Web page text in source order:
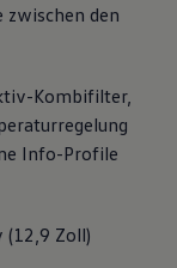
zwischen den
Kombifilter,
Info-Profile
Zoll)